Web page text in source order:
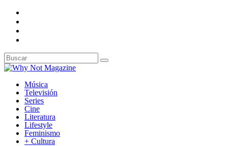
Música
Televisión
Series
Cine
Literatura
Lifestyle
Feminismo
+ Cultura